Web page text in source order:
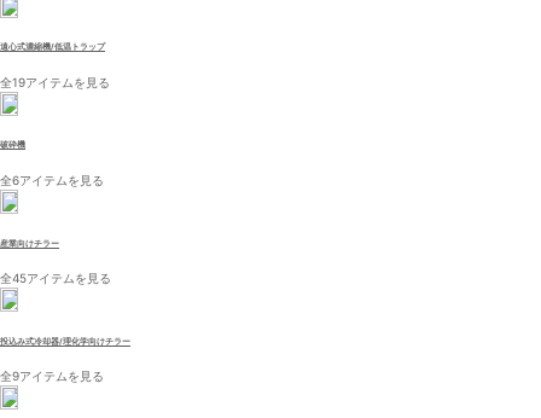
遠心式濃縮機/低温トラップ
全19アイテムを見る
破砕機
全6アイテムを見る
産業向けチラー
全45アイテムを見る
投込み式冷却器/理化学向けチラー
全9アイテムを見る